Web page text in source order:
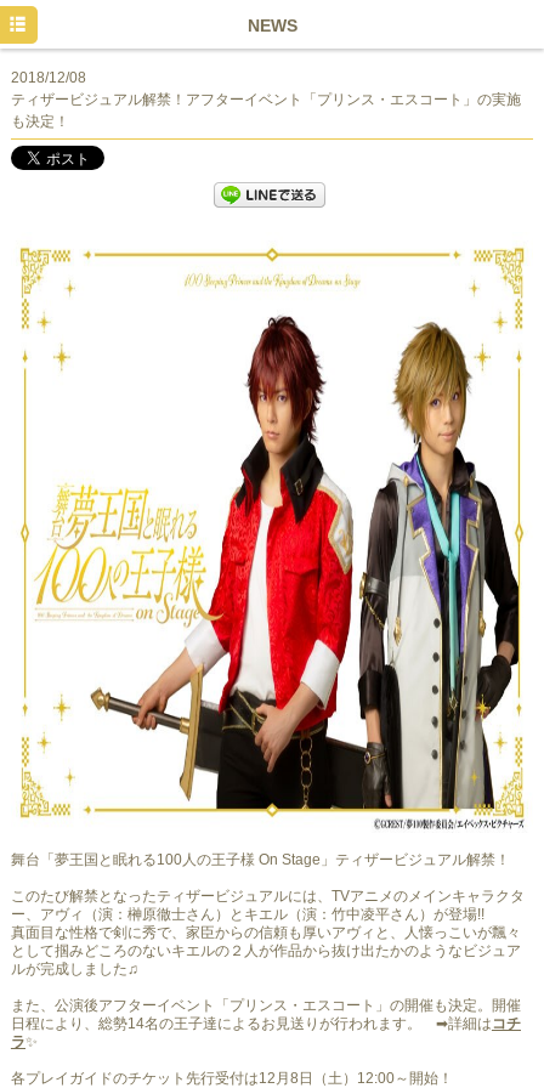
NEWS
2018/12/08
ティザービジュアル解禁！アフターイベント「プリンス・エスコート」の実施
も決定！
舞台「夢王国と眠れる100人の王子様 On Stage」ティザービジュアル解禁！
このたび解禁となったティザービジュアルには、TVアニメのメインキャラクタ
ー、アヴィ（演：榊原徹士さん）とキエル（演：竹中凌平さん）が登場!!
真面目な性格で剣に秀で、家臣からの信頼も厚いアヴィと、人懐っこいが飄々
として掴みどころのないキエルの２人が作品から抜け出たかのようなビジュア
ルが完成しました♫
また、公演後アフターイベント「プリンス・エスコート」の開催も決定。開催
日程により、総勢14名の王子達によるお見送りが行われます。 ➡詳細はコチ
ラ✨
各プレイガイドのチケット先行受付は12月8日（土）12:00～開始！
NEWS
TICKET&SCHEDULE
CAST&STAFF
GOODS